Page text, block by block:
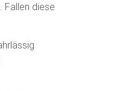
Fallen diese